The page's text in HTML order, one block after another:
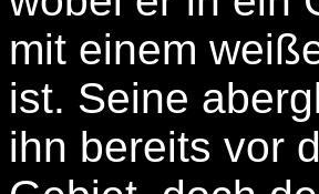
mit einem
ist. Seine
ihn bereits vor